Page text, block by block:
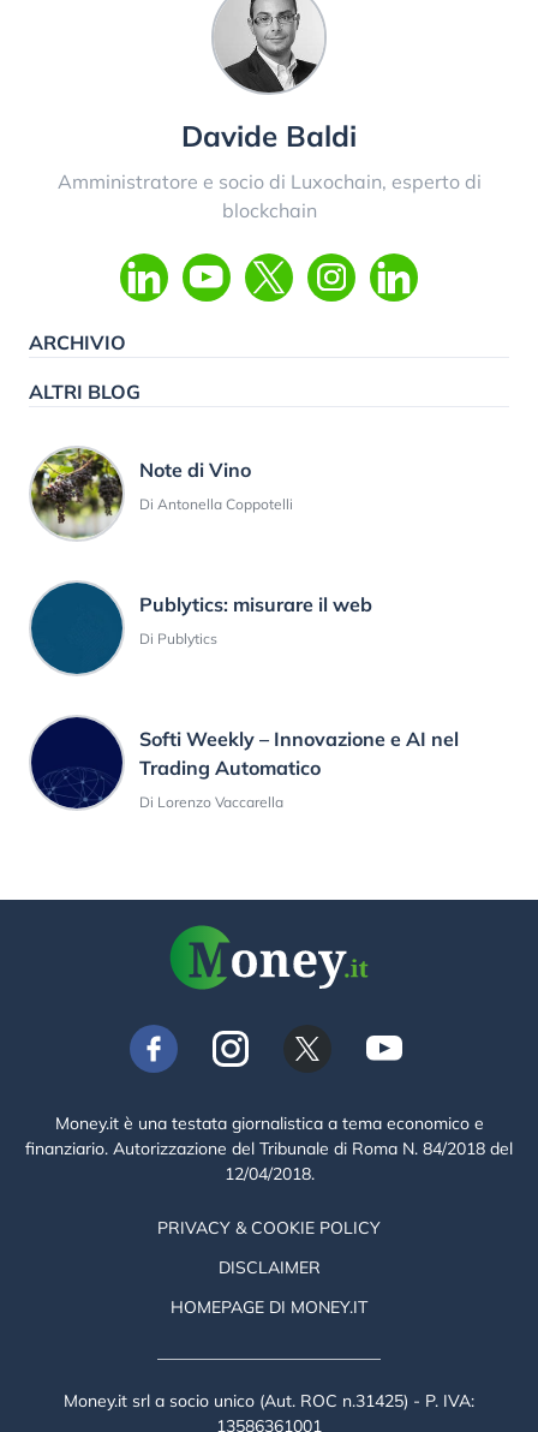
Davide Baldi
Amministratore e socio di Luxochain, esperto di
blockchain
ARCHIVIO
ALTRI BLOG
Note di Vino
Di Antonella Coppotelli
Publytics: misurare il web
Di Publytics
Softi Weekly – Innovazione e AI nel
Trading Automatico
Di Lorenzo Vaccarella
Money.it è una testata giornalistica a tema economico e
finanziario. Autorizzazione del Tribunale di Roma N. 84/2018 del
12/04/2018.
PRIVACY & COOKIE POLICY
DISCLAIMER
HOMEPAGE DI MONEY.IT
Money.it srl a socio unico (Aut. ROC n.31425) - P. IVA:
13586361001